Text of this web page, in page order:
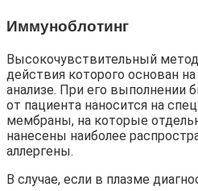
Иммуноблотинг
Высокочувствительный
действия которого основан
анализе. При его выполнении
от пациента наносится на
мембраны, на которые
нанесены наиболее
аллергены.
В случае, если в плазме